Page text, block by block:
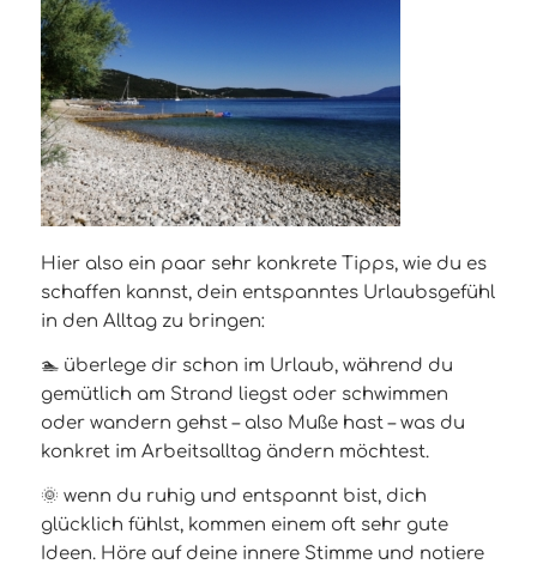
Hier also ein paar sehr konkrete Tipps, wie du es
schaffen kannst, dein entspanntes Urlaubsgefühl
in den Alltag zu bringen:
🏊 überlege dir schon im Urlaub, während du
gemütlich am Strand liegst oder schwimmen
oder wandern gehst – also Muße hast – was du
konkret im Arbeitsalltag ändern möchtest.
🌞 wenn du ruhig und entspannt bist, dich
glücklich fühlst, kommen einem oft sehr gute
Ideen. Höre auf deine innere Stimme und notiere